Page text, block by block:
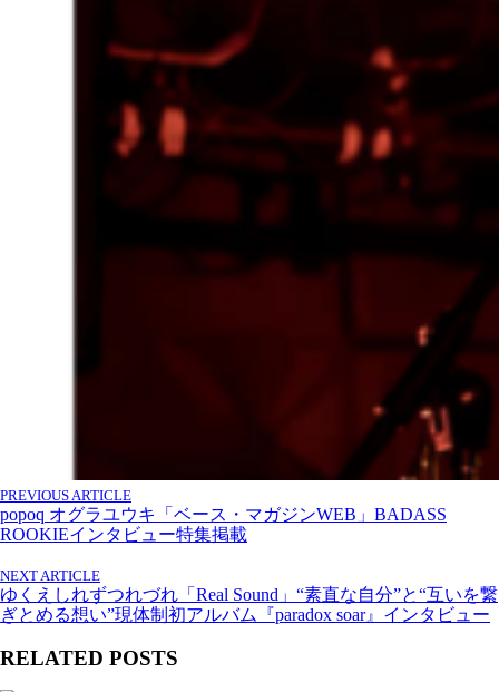
PREVIOUS ARTICLE
popoq オグラユウキ「ベース・マガジンWEB」BADASS
ROOKIEインタビュー特集掲載
NEXT ARTICLE
ゆくえしれずつれづれ「Real Sound」“素直な自分”と“互いを繋
ぎとめる想い”現体制初アルバム『paradox soar』インタビュー
RELATED POSTS